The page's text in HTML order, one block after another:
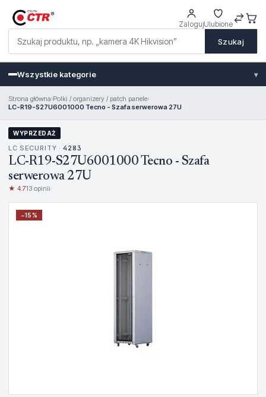
Szukaj
ZalogujUlubione
Wszystkie kategorie ▾
Strona główna›Polki / organizery / patch panele›
LC-R19-S27U6001000 Tecno - Szafa serwerowa 27U
WYPRZEDAŻ
LC SECURITY · 4283
LC-R19-S27U6001000 Tecno - Szafa
serwerowa 27U
★ 4.713 opinii·
−15%